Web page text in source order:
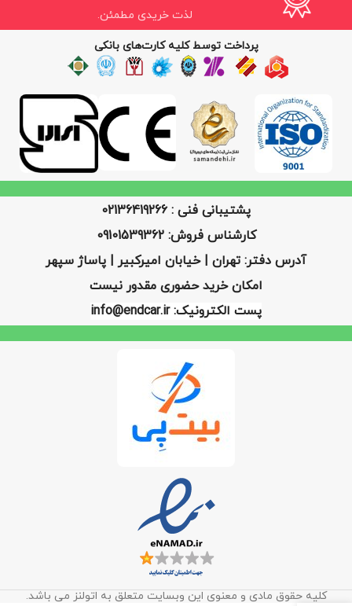
لذت خریدی مطمئن.
پرداخت توسط کلیه کارت‌های بانکی
پشتیبانی فنی : 02136419266
کارشناس فروش: 09101539362
آدرس دفتر: تهران | خیابان امیرکبیر | پاساژ سپهر
امکان خرید حضوری مقدور نیست
پست الکترونیک: info@endcar.ir
کلیه حقوق مادی و معنوی این وبسایت متعلق به اتولنز می باشد.